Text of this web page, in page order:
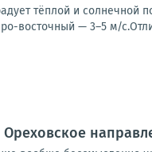
тёплой и солнечной
восточный — 3–5 м/